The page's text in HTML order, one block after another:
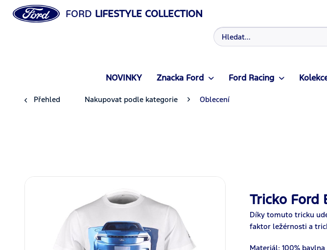
FORD LIFESTYLE COLLECTION
NOVINKY Znacka Ford Ford Racing
Přehled Nakupovat podle kategorie Oblecení
Tricko Ford
Díky tomuto tricku
faktor ležérnosti a
Materiál: 100% bavlna